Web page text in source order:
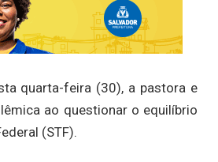
quarta-feira (30), a pastora e
ao questionar o equilíbrio
(STF).